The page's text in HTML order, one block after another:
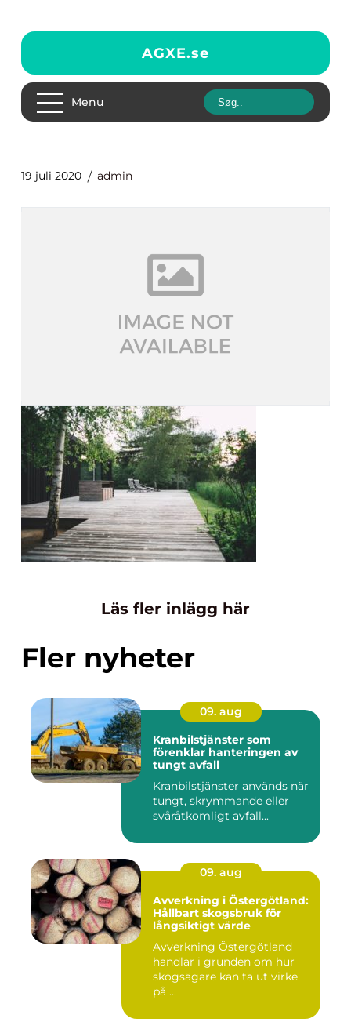
AGXE.se
Menu
19 juli 2020 admin
Läs fler inlägg här
Fler nyheter
09. aug
Kranbilstjänster som
förenklar hanteringen av
tungt avfall
Kranbilstjänster används när
tungt, skrymmande eller
svåråtkomligt avfall...
09. aug
Avverkning i Östergötland:
Hållbart skogsbruk för
långsiktigt värde
Avverkning Östergötland
handlar i grunden om hur
skogsägare kan ta ut virke
på ...